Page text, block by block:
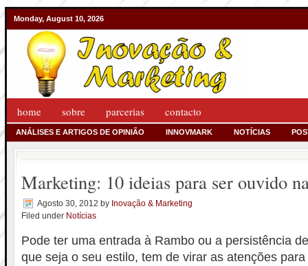
Monday, August 10, 2026
home sobre parcerias contacto
ANÁLISES E ARTIGOS DE OPINIÃO INNOVMARK NOTÍCIAS
Marketing: 10 ideias para ser ouvido
Agosto 30, 2012 by Inovação & Marketing
Filed under Notícias
Pode ter uma entrada à Rambo ou a persistência
que seja o seu estilo, tem de virar as atenções